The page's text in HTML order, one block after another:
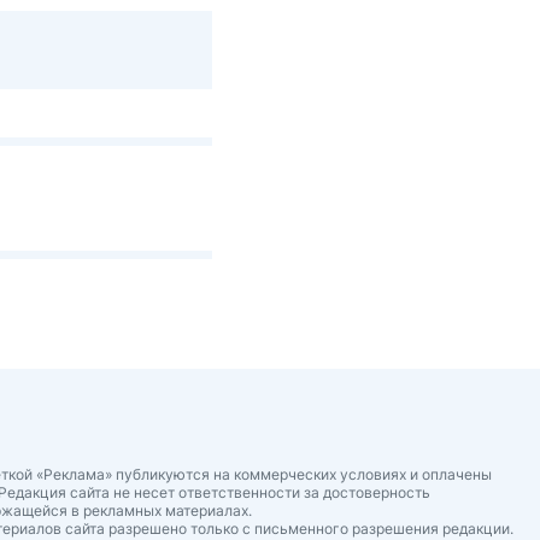
«Реклама» публикуются на коммерческих условиях и оплачены
сайта не несет ответственности за достоверность
в рекламных материалах.
сайта разрешено только с письменного разрешения редакции.